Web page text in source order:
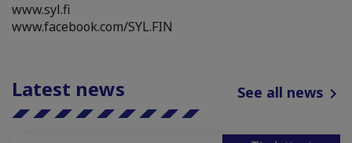
www.syl.fi
www.facebook.com/SYL.FIN
Latest news See all news